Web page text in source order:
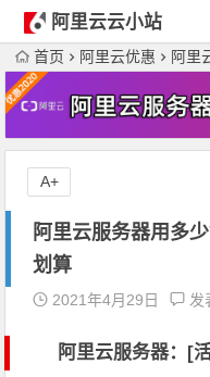
阿里云云小站
首页 阿里云优惠 阿里
阿里云服务器用多
划算
2021年4月29日 发
阿里云服务器：[
A+